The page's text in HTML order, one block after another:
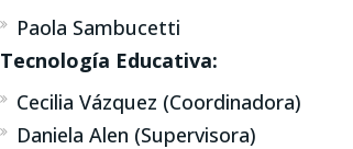
Paola Sambucetti
Tecnología Educativa:
Cecilia Vázquez (Coordinadora)
Daniela Alen (Supervisora)